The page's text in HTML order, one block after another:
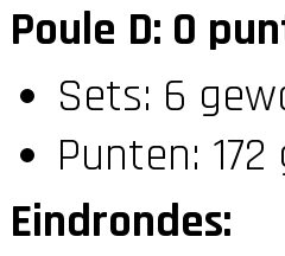
Poule D: 0
Sets: 6
Punten:
Eindrondes: